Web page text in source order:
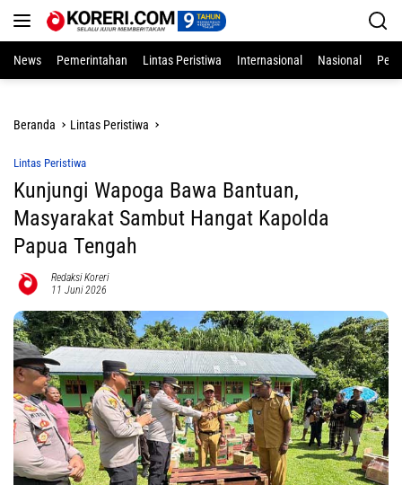
News
Pemerintahan Lintas Peristiwa Internasional Nasional
Beranda Lintas Peristiwa
Lintas Peristiwa
Kunjungi Wapoga Bawa Bantuan,
Masyarakat Sambut Hangat Kapolda
Papua Tengah
Redaksi Koreri
11 Juni 2026